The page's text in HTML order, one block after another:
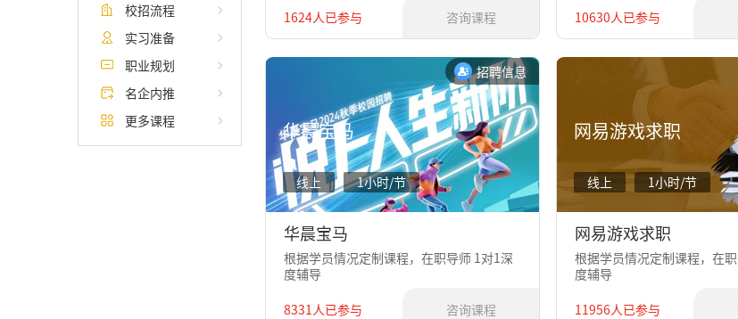
校招流程
实习准备
职业规划
名企内推
更多课程
1624人已参与
咨询课程
10630人已参与
招聘信息
华晨宝马
线上 1小时/节
华晨宝马
根据学员情况定制课程，在职导师 1对1深
度辅导
8331人已参与
咨询课程
网易游戏求职
线上 1小时/节
网易游戏求职
根据学员情况定制课程，在
度辅导
11956人已参与